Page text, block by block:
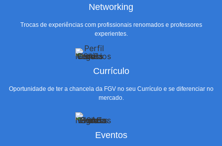
Networking
Trocas de experiências com profissionais renomados e professores
experientes.
Currículo
Oportunidade de ter a chancela da FGV no seu Currículo e se diferenciar no
mercado.
Eventos